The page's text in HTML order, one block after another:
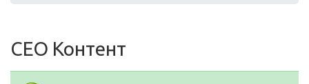
СЕО Контент